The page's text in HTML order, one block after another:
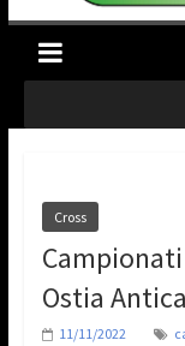
Cross
Ostia
11/11/2022